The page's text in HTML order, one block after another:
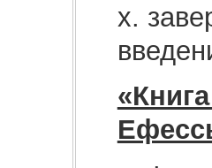
х.